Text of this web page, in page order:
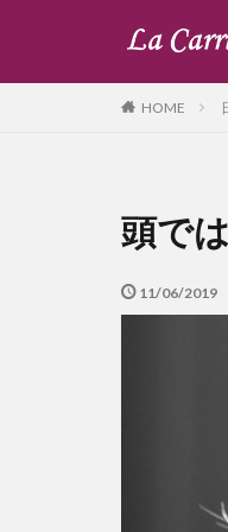
HOME
頭で
11/06/2019